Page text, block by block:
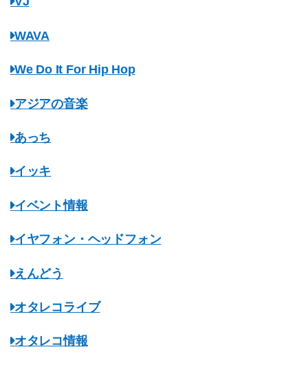
WAVA
We Do It For Hip Hop
アジアの音楽
あっち
イッキ
イベント情報
イヤフォン・ヘッドフォン
えんどう
オタレコライブ
オタレコ情報